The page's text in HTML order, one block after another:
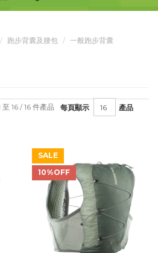
跑步背囊及腰包 一般跑步背囊
每頁顯示 產品
至 16 / 16 件產品
SALE
10%OFF